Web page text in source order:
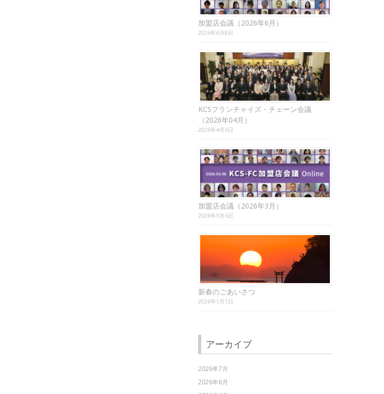
加盟店会議（2026年6月）
2026年6月8日
KCSフランチャイズ・チェーン会議
（2026年04月）
2026年4月6日
加盟店会議（2026年3月）
2026年3月6日
新春のごあいさつ
2026年1月1日
アーカイブ
2026年7月
2026年6月